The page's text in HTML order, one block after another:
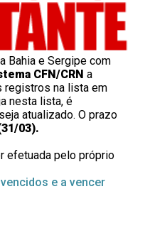
Bahia e Sergipe com
CFN/CRN a
registros na lista em
nesta lista, é
atualizado. O prazo
03).
efetuada pelo próprio
e a vencer